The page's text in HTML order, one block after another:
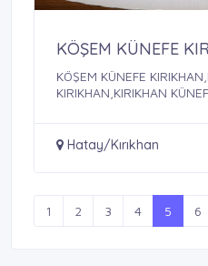
KÖŞEM KÜNEFE
KÖŞEM KÜNEFE
KIRIKHAN,KIRIKHAN
Hatay/Kırıkhan
1 2 3 4 5 6